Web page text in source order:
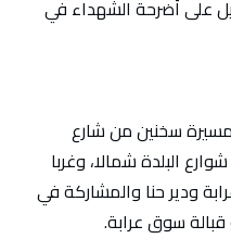
على أضرحة الشهداء في
مسيرة سخنين من شارع
البلدة شمالا، وغربا
ودير حنا والمشاركة في
قبالة سوق عرابة.